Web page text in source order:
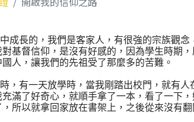
成長的，我們是客家人，有很強的宗族觀
基督信仰，是沒有好感的，因為學生時期
人，讓我們的先祖受了那麼多的苦難。
，有一天放學時，當我剛踏出校門，就有人
滿了好奇心，就順手拿了一本，看了一下
所以就拿回家放在書架上，之後從來沒有翻